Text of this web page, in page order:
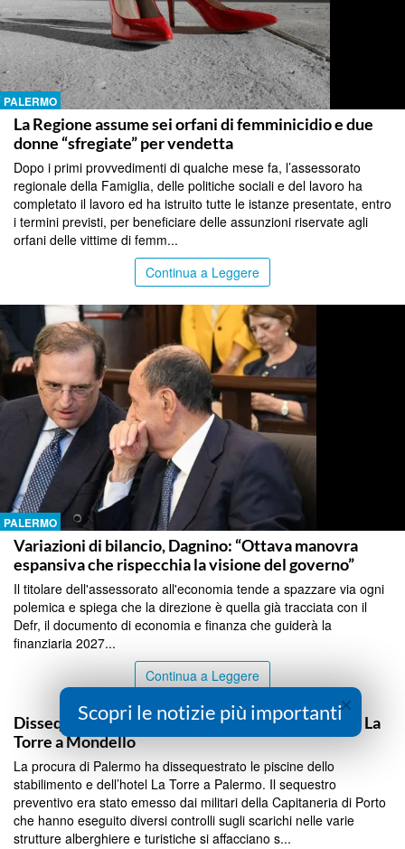
PALERMO
La Regione assume sei orfani di femminicidio e due
donne “sfregiate” per vendetta
Dopo i primi provvedimenti di qualche mese fa, l’assessorato
regionale della Famiglia, delle politiche sociali e del lavoro ha
completato il lavoro ed ha istruito tutte le istanze presentate, entro
i termini previsti, per beneficiare delle assunzioni riservate agli
orfani delle vittime di femm...
Continua a Leggere
PALERMO
Variazioni di bilancio, Dagnino: “Ottava manovra
espansiva che rispecchia la visione del governo”
Il titolare dell'assessorato all'economia tende a spazzare via ogni
polemica e spiega che la direzione è quella già tracciata con il
Defr, il documento di economia e finanza che guiderà la
finanziaria 2027...
Continua a Leggere
Dissequestrate dalla procura le piscine dell’hotel La
Torre a Mondello
La procura di Palermo ha dissequestrato le piscine dello
stabilimento e dell’hotel La Torre a Palermo. Il sequestro
preventivo era stato emesso dai militari della Capitaneria di Porto
che hanno eseguito diversi controlli sugli scarichi nelle varie
strutture alberghiere e turistiche si affacciano s...
×
Scopri le notizie più importanti